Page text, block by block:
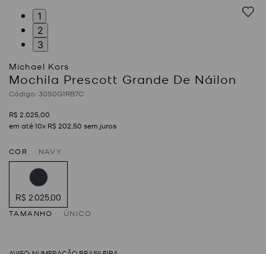
1
2
3
Mochila Prescott Grande De Náilon
: 30S0G1RB7C
R$ 2 02500
em até10x R$ 202 50 sem juros
COR NAVY
R$ 2.025,00
TAMANHO ÚNICO